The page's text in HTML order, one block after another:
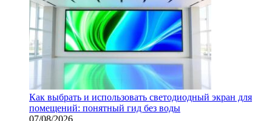
Как выбрать и использовать светодиодный экран для
помещений: понятный гид без воды
07/08/2026